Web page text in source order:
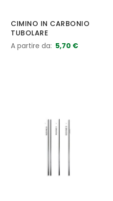
CIMINO IN CARBONIO
TUBOLARE
A partire da 5,70 €